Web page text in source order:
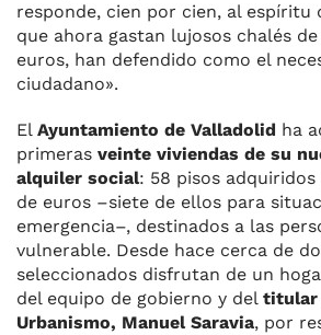
responde, cien por cien, al espíritu
que ahora gastan lujosos chalés
euros, han defendido como el
ciudadano».
El Ayuntamiento de Valladolid ha
primeras veinte viviendas de su
alquiler social: 58 pisos adquiridos
de euros –siete de ellos para
emergencia–, destinados a las
vulnerable. Desde hace cerca de
seleccionados disfrutan de un
del equipo de gobierno y del titular
Urbanismo, Manuel Saravia, por